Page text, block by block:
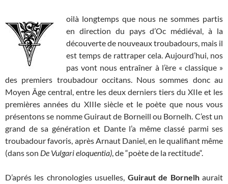
oilà longtemps que nous ne sommes partis
en direction du pays d’Oc médiéval, à la
découverte de nouveaux troubadours, mais il
est temps de rattraper cela. Aujourd’hui, nos
pas vont nous entraîner à l’ère « classique »
des premiers troubadour occitans. Nous sommes donc au
Moyen Âge central, entre les deux derniers tiers du XIIe et les
premières années du XIIIe siècle et le poète que nous vous
présentons se nomme Guiraut de Borneill ou Bornelh. C’est un
grand de sa génération et Dante l’a même classé parmi ses
troubadour favoris, après Arnaut Daniel, en le qualifiant même
(dans son De Vulgari eloquentia), de “poète de la rectitude“.
D’aprés les chronologies usuelles, Guiraut de Bornelhaurait